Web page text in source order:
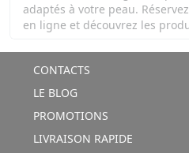
adaptés à votre peau.
en ligne et découvrez les
CONTACTS
LE BLOG
PROMOTIONS
LIVRAISON RAPIDE